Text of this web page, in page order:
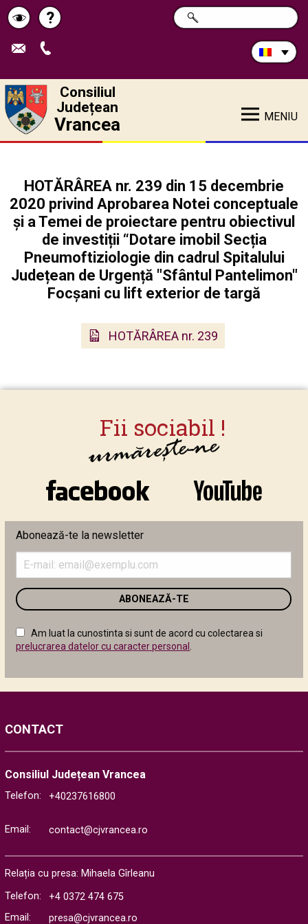
Schimbă
contrastul
Pagina
de
?
Caută
în
CAUTĂ
Consiliul
Județean
Vrancea MENIU
HOTĂRÂREA nr. 239 din 15 decembrie
2020 privind Aprobarea Notei conceptuale
și a Temei de proiectare pentru obiectivul
de investiții “Dotare imobil Secția
Pneumoftiziologie din cadrul Spitalului
Județean de Urgență "Sfântul Pantelimon"
Focșani cu lift exterior de targă
HOTĂRÂREA nr. 239
Abonează-te la newsletter
adresa
email
în
următor
Am luat la cunostinta si sunt de acord cu colectarea si
prelucrarea datelor cu caracter personal .
CONTACT
Consiliul Județean Vrancea
Telefon: +40237616800
Email: contact@cjvrancea.ro
Relația cu presa: Mihaela Gîrleanu
Telefon:
+4 0372 474 675
Email:
presa@cjvrancea.ro